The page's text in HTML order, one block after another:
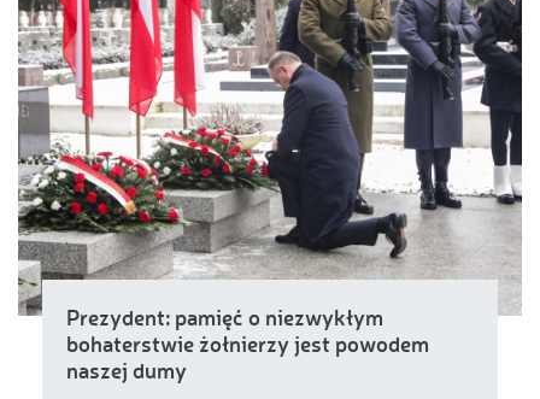
Prezydent: pamięć o niezwykłym
bohaterstwie żołnierzy jest powodem
naszej dumy